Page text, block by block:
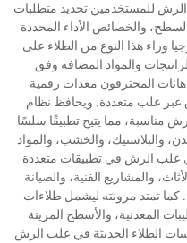
للمستخدمين تحديد متطلبات
السطح، والخصائص الأداء المحددة
وراء هذا النوع من الطلاء على
والمواد المضافة وفق
المحترفون معدات رقمية
عبر علب متعددة. ويحافظ نظام
مما يتيح تطبيقًا سلسًا
والبلاستيك، والخشب، والمواد
علب الرش في تطبيقات متعددة
والمشاريع الفنية، والصيانة
كما تمتد مرونته ليشمل طلاءات
المعدنية، والأسطح المزينة
الطلاء الحديثة في علب الرش